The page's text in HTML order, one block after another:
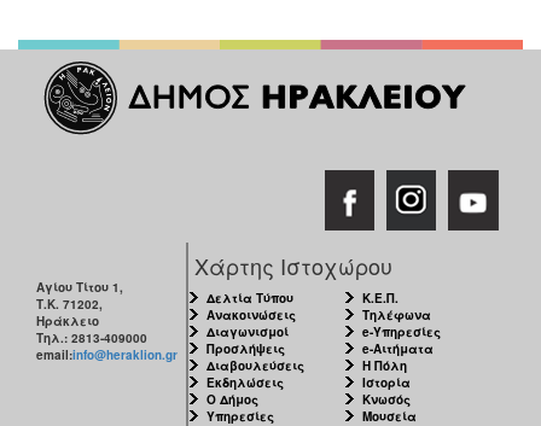
Αγίου Τίτου 1,
Τ.Κ. 71202,
Ηράκλειο
Τηλ.: 2813-409000
email:info@heraklion.gr
Χάρτης Ιστοχώρου
Δελτία Τύπου
Ανακοινώσεις
Διαγωνισμοί
Προσλήψεις
Διαβουλεύσεις
Εκδηλώσεις
Ο Δήμος
Υπηρεσίες
Κ.Ε.Π.
Τηλέφωνα
e-Υπηρεσίες
e-Αιτήματα
Η Πόλη
Ιστορία
Κνωσός
Μουσεία